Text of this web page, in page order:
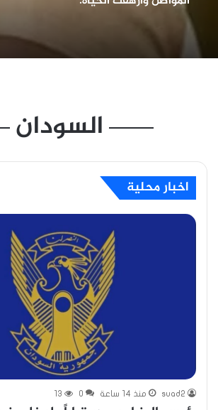
السودان
اخبار محلية
suad2 منذ 14 ساعة 0
13